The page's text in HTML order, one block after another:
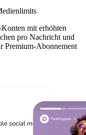
mit erhöhten
pro Nachricht und
Premium-Abonnement